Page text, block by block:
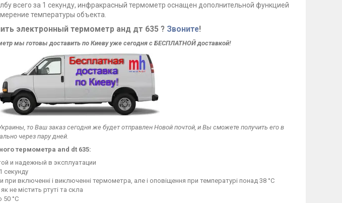
всего за 1 секунду, инфракрасный термометр оснащен дополнительной функцией
температуры объекта.
электронный термометр анд дт 635 ? Звоните!
мы готовы доставить по Киеву уже сегодня с БЕСПЛАТНОЙ доставкой!
то Ваш заказ сегодня же будет отправлен Новой почтой, и Вы сможете получить его в
через пару дней.
термометра and dt 635:
и надежный в эксплуатации
секунду
включенні і виключенні термометра, але і оповіщення при температурі понад 38 °C
не містить ртуті та скла
50 °C